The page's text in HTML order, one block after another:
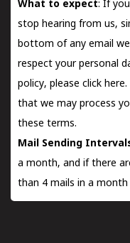
What to expect: If
stop hearing from us,
bottom of any email
respect your personal
policy, please click here.
that we may process
these terms.
Mail Sending
a month, and if there
than 4 mails in a month